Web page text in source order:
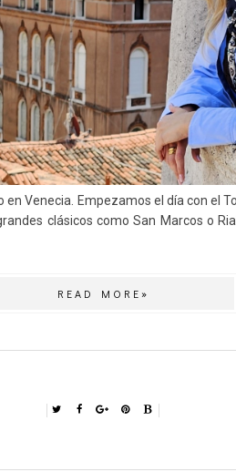
Venecia. Empezamos el día con el
clásicos como San Marcos o
READ MORE»